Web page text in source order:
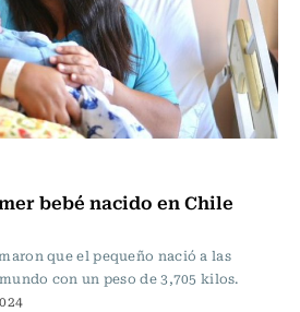
bebé nacido en Chile
que el pequeño nació a las
con un peso de 3,705 kilos.